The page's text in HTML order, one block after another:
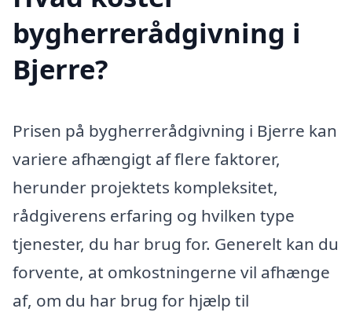
bygherrerådgivning i
Bjerre?
Prisen på bygherrerådgivning i Bjerre kan
variere afhængigt af flere faktorer,
herunder projektets kompleksitet,
rådgiverens erfaring og hvilken type
tjenester, du har brug for. Generelt kan du
forvente, at omkostningerne vil afhænge
af, om du har brug for hjælp til